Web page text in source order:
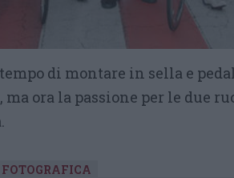
tempo di montare in sella e
ma ora la passione per le due